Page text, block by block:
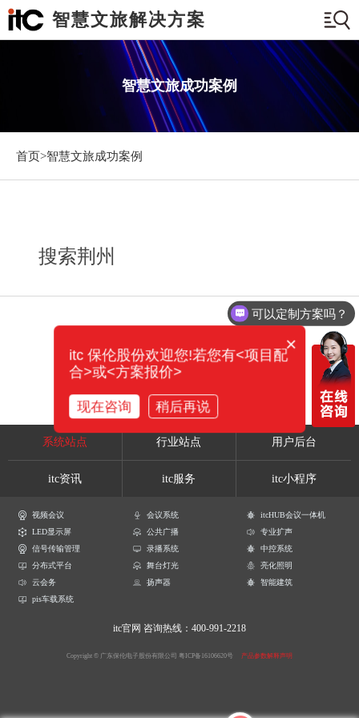
智慧文旅解决方案
智慧文旅成功案例
首页>智慧文旅成功案例
搜索荆州
系统站点 行业站点 用户后台
itc资讯 itc服务 itc小程序
视频会议 会议系统
itcHUB会议一体机
LED显示屏
公共广播
专业扩声
信号传输管理
录播系统
中控系统
分布式平台
舞台灯光
亮化照明
云会务
扬声器
智能建筑
pis车载系统
itc官网 咨询热线：400-991-2218
Copyright © 广东保伦电子股份有限公司 粤ICP备16106620号 产品参数解释声明
可以定制方案吗？
×
itc 保伦股份欢迎您!若您有<项目配
合>或<方案报价>
现在咨询 稍后再说